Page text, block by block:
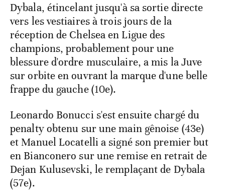
Dybala, étincelant jusqu'à sa sortie directe
vers les vestiaires à trois jours de la
réception de Chelsea en Ligue des
champions, probablement pour une
blessure d'ordre musculaire, a mis la Juve
sur orbite en ouvrant la marque d'une belle
frappe du gauche (10e).
Leonardo Bonucci s'est ensuite chargé du
penalty obtenu sur une main gênoise (43e)
et Manuel Locatelli a signé son premier but
en Bianconero sur une remise en retrait de
Dejan Kulusevski, le remplaçant de Dybala
(57e).